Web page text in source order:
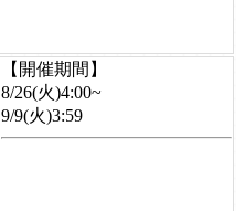
【開催期間】
8/26(火)4:00~
9/9(火)3:59